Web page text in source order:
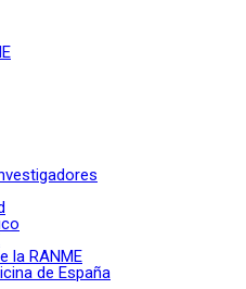
la RANME
de España